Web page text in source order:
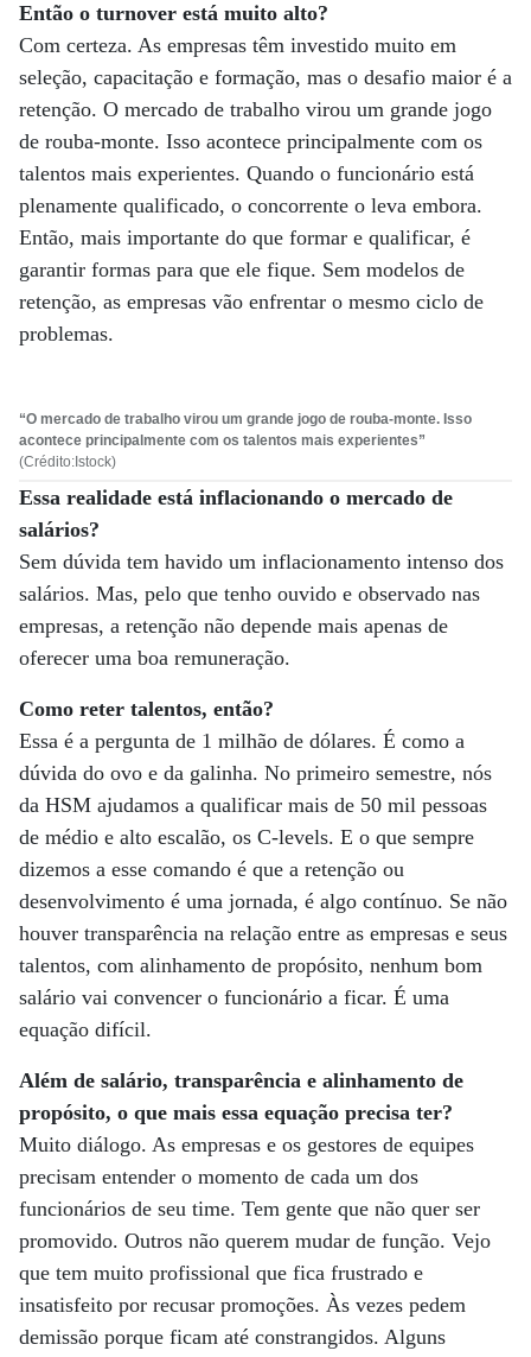
Então o turnover está muito alto?
Com certeza. As empresas têm investido muito em
seleção, capacitação e formação, mas o desafio maior é a
retenção. O mercado de trabalho virou um grande jogo
de rouba-monte. Isso acontece principalmente com os
talentos mais experientes. Quando o funcionário está
plenamente qualificado, o concorrente o leva embora.
Então, mais importante do que formar e qualificar, é
garantir formas para que ele fique. Sem modelos de
retenção, as empresas vão enfrentar o mesmo ciclo de
problemas.
“O mercado de trabalho virou um grande jogo de rouba-monte. Isso
acontece principalmente com os talentos mais experientes”
(Crédito:Istock)
Essa realidade está inflacionando o mercado de
salários?
Sem dúvida tem havido um inflacionamento intenso dos
salários. Mas, pelo que tenho ouvido e observado nas
empresas, a retenção não depende mais apenas de
oferecer uma boa remuneração.
Como reter talentos, então?
Essa é a pergunta de 1 milhão de dólares. É como a
dúvida do ovo e da galinha. No primeiro semestre, nós
da HSM ajudamos a qualificar mais de 50 mil pessoas
de médio e alto escalão, os C-levels. E o que sempre
dizemos a esse comando é que a retenção ou
desenvolvimento é uma jornada, é algo contínuo. Se não
houver transparência na relação entre as empresas e seus
talentos, com alinhamento de propósito, nenhum bom
salário vai convencer o funcionário a ficar. É uma
equação difícil.
Além de salário, transparência e alinhamento de
propósito, o que mais essa equação precisa ter?
Muito diálogo. As empresas e os gestores de equipes
precisam entender o momento de cada um dos
funcionários de seu time. Tem gente que não quer ser
promovido. Outros não querem mudar de função. Vejo
que tem muito profissional que fica frustrado e
insatisfeito por recusar promoções. Às vezes pedem
demissão porque ficam até constrangidos. Alguns